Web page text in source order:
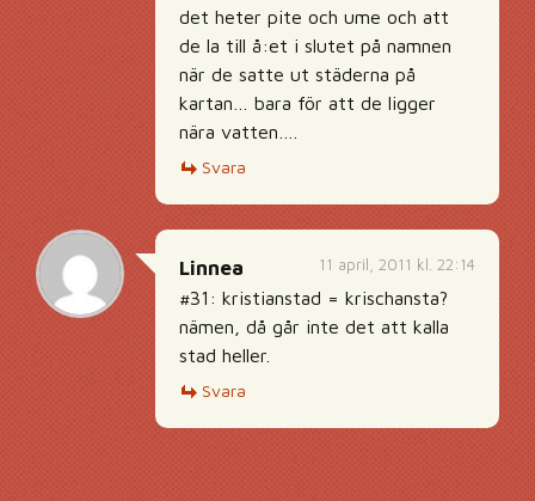
det heter pite och ume och att
de la till å:et i slutet på namnen
när de satte ut städerna på
kartan… bara för att de ligger
nära vatten….
Svara
11 april, 2011 kl. 22:14
Linnea
#31: kristianstad = krischansta?
nämen, då går inte det att kalla
stad heller.
Svara